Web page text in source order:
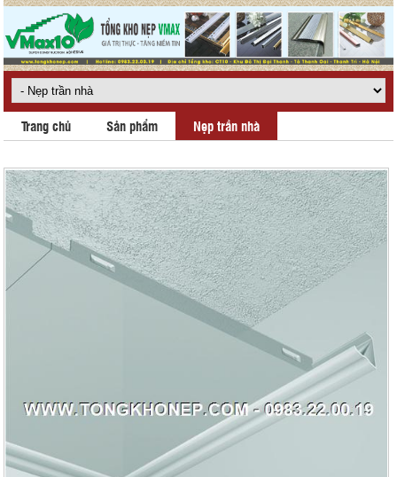
Trang chủ Sản phẩm Nẹp trần nhà